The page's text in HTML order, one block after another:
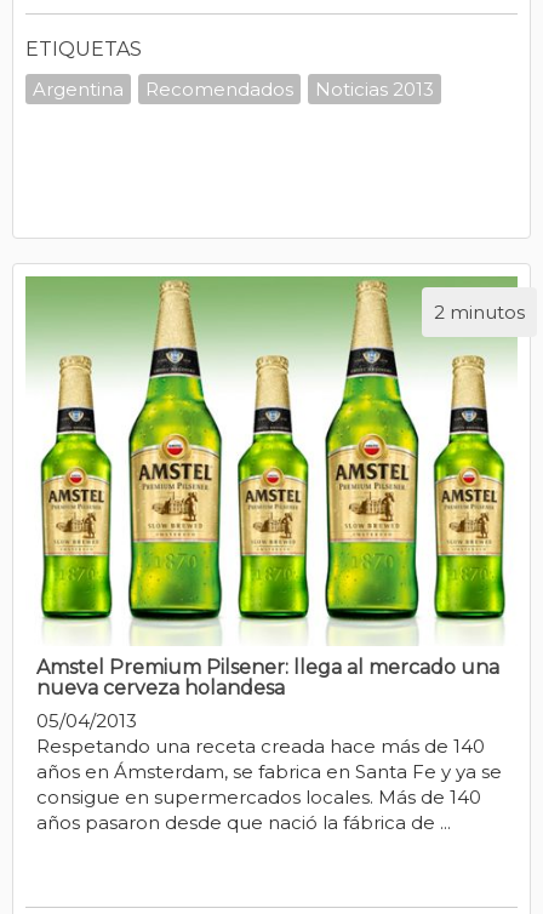
ETIQUETAS
Argentina
Recomendados Noticias 2013
2 minutos
Amstel Premium Pilsener: llega al mercado una
nueva cerveza holandesa
05/04/2013
Respetando una receta creada hace más de 140
años en Ámsterdam, se fabrica en Santa Fe y ya se
consigue en supermercados locales. Más de 140
años pasaron desde que nació la fábrica de ...